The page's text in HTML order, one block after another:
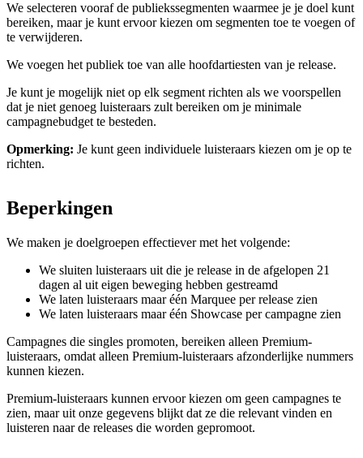
We selecteren vooraf de publiekssegmenten waarmee je je doel kunt
bereiken, maar je kunt ervoor kiezen om segmenten toe te voegen of
te verwijderen.
We voegen het publiek toe van alle hoofdartiesten van je release.
Je kunt je mogelijk niet op elk segment richten als we voorspellen
dat je niet genoeg luisteraars zult bereiken om je minimale
campagnebudget te besteden.
Opmerking: Je kunt geen individuele luisteraars kiezen om je op te
richten.
Beperkingen
We maken je doelgroepen effectiever met het volgende:
We sluiten luisteraars uit die je release in de afgelopen 21
dagen al uit eigen beweging hebben gestreamd
We laten luisteraars maar één Marquee per release zien
We laten luisteraars maar één Showcase per campagne zien
Campagnes die singles promoten, bereiken alleen Premium-
luisteraars, omdat alleen Premium-luisteraars afzonderlijke nummers
kunnen kiezen.
Premium-luisteraars kunnen ervoor kiezen om geen campagnes te
zien, maar uit onze gegevens blijkt dat ze die relevant vinden en
luisteren naar de releases die worden gepromoot.